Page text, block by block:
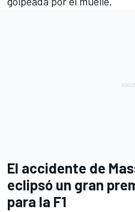
El accidente de
eclipsó un gran
para la F1